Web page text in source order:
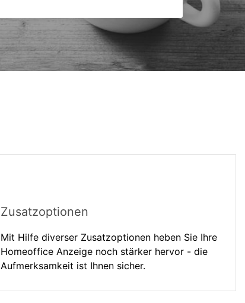
Zusatzoptionen
Mit Hilfe diverser Zusatzoptionen heben Sie Ihre
Homeoffice Anzeige noch stärker hervor - die
Aufmerksamkeit ist Ihnen sicher.